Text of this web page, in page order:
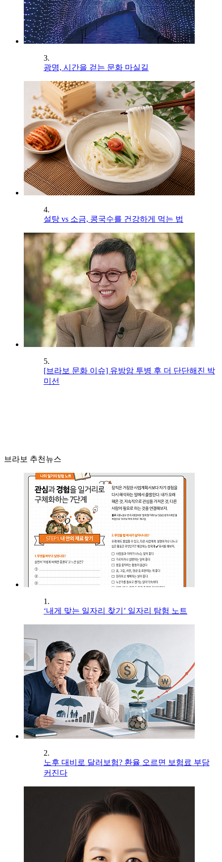
3.
광명, 시간을 걷는 문화 마실길
4.
설탕 vs 소금, 콩국수를 건강하게 먹는 법
5.
[브라보 문화 이슈] 유방암 투병 후 더 단단해진 박
미선
브라보 추천뉴스
1.
‘내게 맞는 일자리 찾기’ 일자리 탐험 노트
2.
노후 대비로 달러보험? 환율 오르면 보험료 부담
커진다